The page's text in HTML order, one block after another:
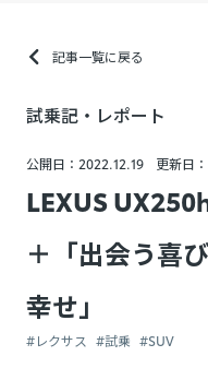
記事一覧に戻る
試乗記・レポート
公開日：2022.12.19 更新日
LEXUS
＋「出会う喜
幸せ」
#レクサス #試乗 #SUV